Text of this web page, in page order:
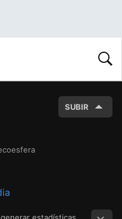
SUBIR